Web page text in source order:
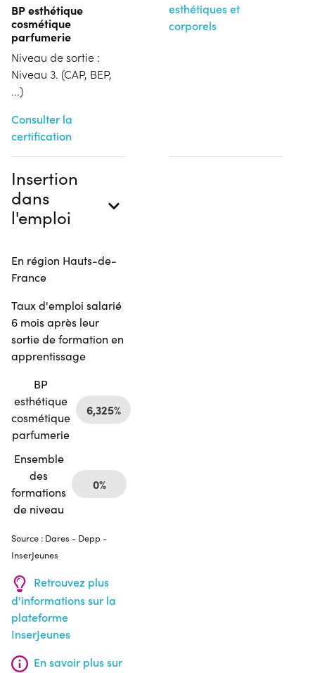
BP esthétique
cosmétique
parfumerie
Niveau de sortie :
Niveau 3. (CAP, BEP,
...)
Consulter la
certification
esthétiques et
corporels
Insertion
dans
l'emploi
En région Hauts-de-
France
Taux d'emploi salarié
6 mois après leur
sortie de formation en
apprentissage
BP
esthétique
cosmétique
parfumerie
6,325%
Ensemble
des
formations
de niveau
0%
Source : Dares - Depp -
InserJeunes
Retrouvez plus
d'informations sur la
plateforme
InserJeunes
En savoir plus sur